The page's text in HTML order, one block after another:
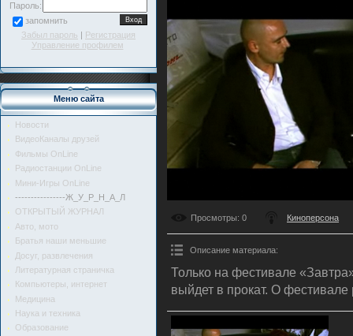
Пароль:
запомнить
Забыл пароль | Регистрация
Управление профилем
Меню сайта
Новости
ВидеоКаналы друзей
Фильмы OnLine
Радиостанции OnLine
Мини-Игры OnLine
----------------Ж_У_Р_Н_А_Л
ОТКРЫТЫЙ ЖУРНАЛ
Авто, мото
Братья наши меньшие
Досуг, развлечения
Литературная страничка
Компьютеры, интернет
Медицина
Наука и техника
Образование
Просмотры: 0 Киноперсона
Описание материала:
Только на фестивале
выйдет в прокат. О